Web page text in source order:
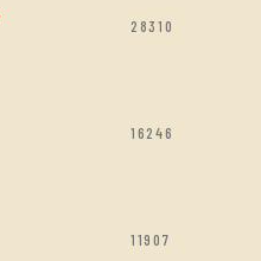
28310
16246
11907